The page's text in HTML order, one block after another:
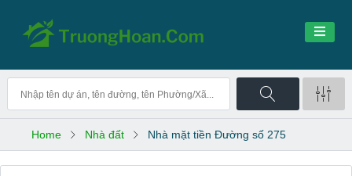
Home Nhà đất Nhà mặt tiền Đường số 275